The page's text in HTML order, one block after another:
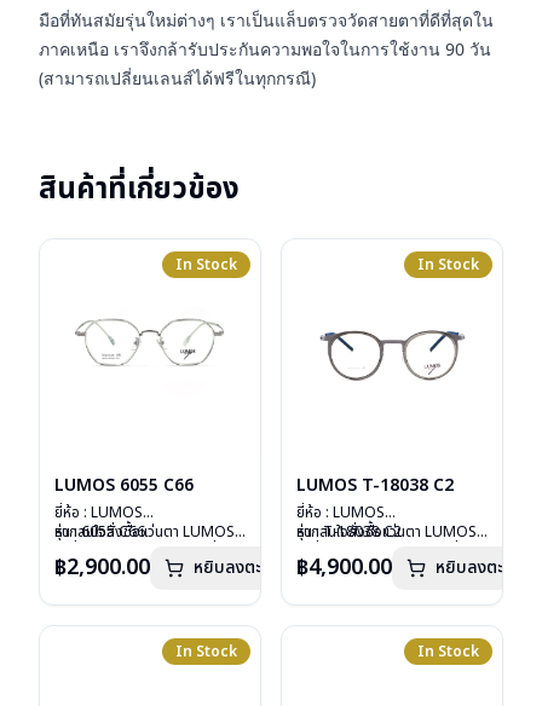
มือที่ทันสมัยรุ่นใหม่ต่างๆ เราเป็นแล็บตรวจวัดสายตาที่ดีที่สุดใน
ภาคเหนือ เราจึงกล้ารับประกันความพอใจในการใช้งาน 90 วัน
(สามารถเปลี่ยนเลนส์ได้ฟรีในทุกกรณี)
สินค้าที่เกี่ยวข้อง
In Stock
LUMOS 6055 C66
ยี่ห้อ : LUMOS
รุ่น : 6055 C66
เลนส์ : Demo Lens
น้ำหนัก : 15 กรัม
อุปกรณ์ : กล่องแว่น , ผ้าเช็ดแว่น
หากสนใจสั่งชื้อแว่นตา LUMOS
ลงไว้กรุณาติดต่อเราคลิก
฿2,900.00 หยิบลงตะกร้า
In Stock
LUMOS T-18038 C2
ยี่ห้อ : LUMOS
รุ่น : T-18038 C2
เลนส์ : Demo Lens
น้ำหนัก : 14 กรัม
อุปกรณ์ : กล่องแว่น , ผ้าเช็ดแว่น
หากสนใจสั่งชื้อแว่นตา LUMOS
ลงไว้กรุณาติดต่อเราคลิก
฿4,900.00 หยิบลงตะกร้า
In Stock In Stock